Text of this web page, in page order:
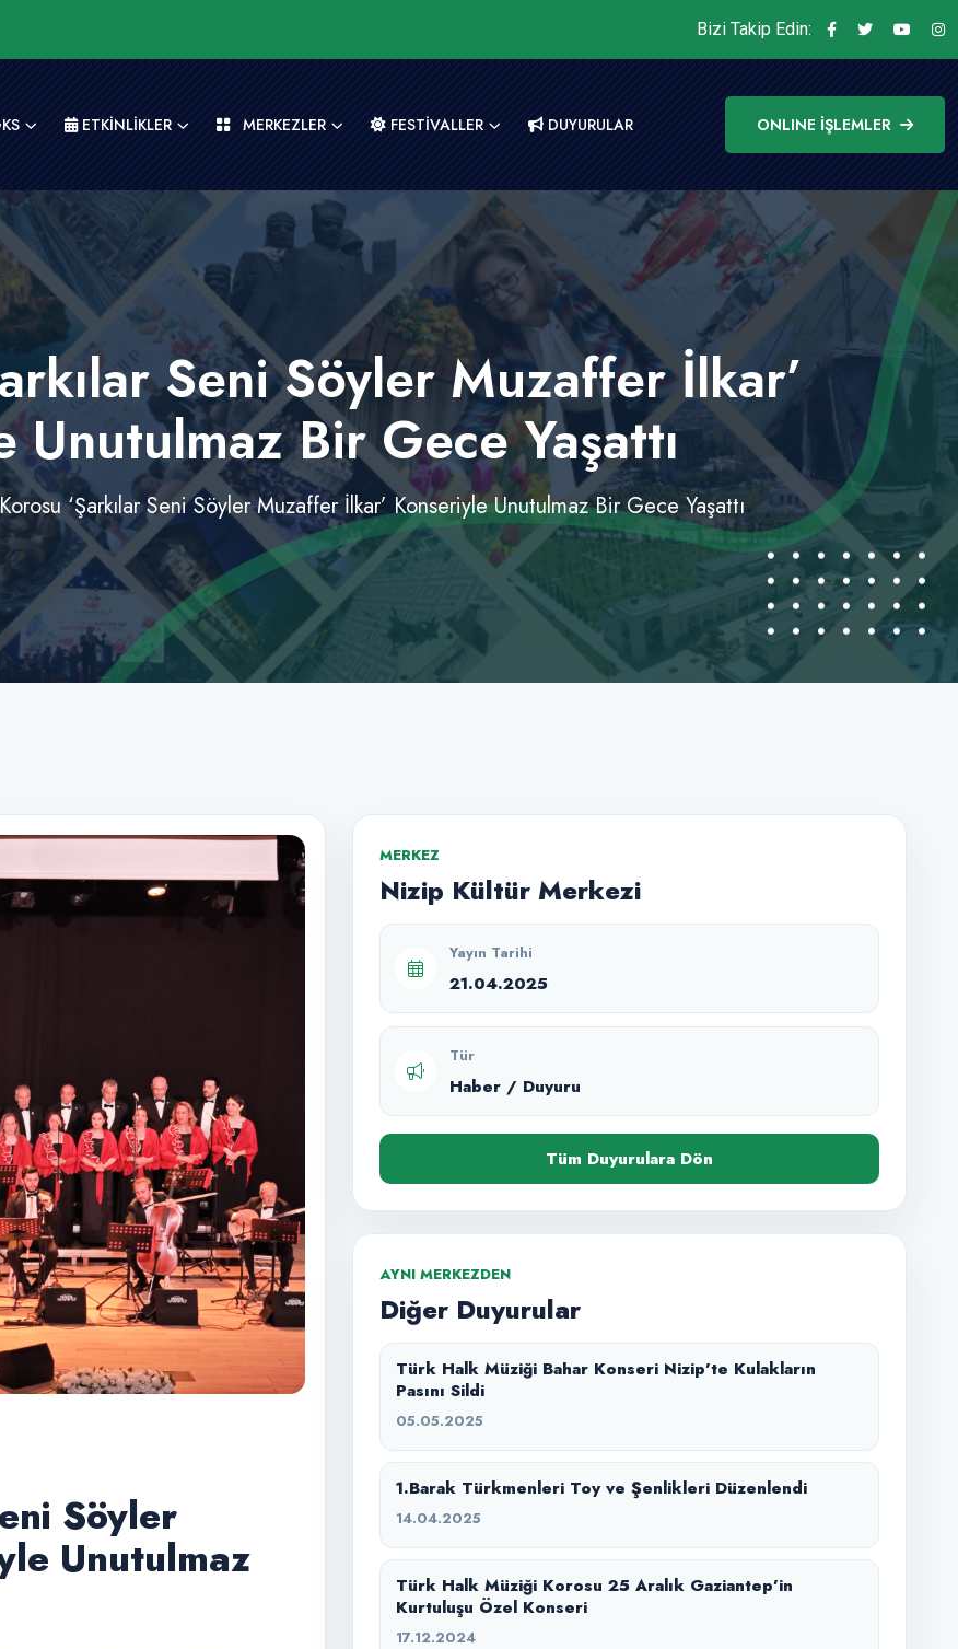
Bizi Takip Edin:
ETKİNLİKLER MERKEZLER FESTİVALLER DUYURULAR ONLINE İŞLEMLER
Seni Söyler Muzaffer İlkar’
Unutulmaz Bir Gece Yaşattı
‘Şarkılar Seni Söyler Muzaffer İlkar’ Konseriyle Unutulmaz Bir Gece Yaşattı
Söyler
Unutulmaz
MERKEZ
Nizip Kültür Merkezi
Yayın Tarihi
21.04.2025
Tür
Haber / Duyuru
Tüm Duyurulara Dön
AYNI MERKEZDEN
Diğer Duyurular
Türk Halk Müziği Bahar Konseri Nizip’te Kulakların
Pasını Sildi
05.05.2025
1.Barak Türkmenleri Toy ve Şenlikleri Düzenlendi
14.04.2025
Türk Halk Müziği Korosu 25 Aralık Gaziantep’in
Kurtuluşu Özel Konseri
17.12.2024